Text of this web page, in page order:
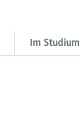
Im Studium